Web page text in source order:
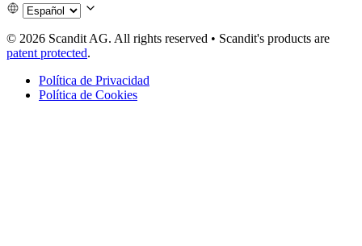
© 2026 Scandit AG. All rights reserved • Scandit's products are
patent protected.
Política de Privacidad
Política de Cookies